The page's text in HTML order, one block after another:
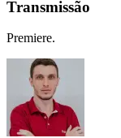
Transmissão
Premiere.